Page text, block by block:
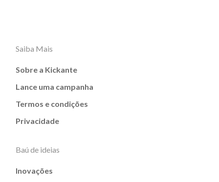
Saiba Mais
Sobre a Kickante
Lance uma campanha
Termos e condições
Privacidade
Baú de ideias
Inovações